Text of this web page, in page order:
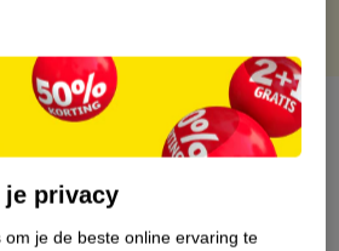
je privacy
je de beste online ervaring te